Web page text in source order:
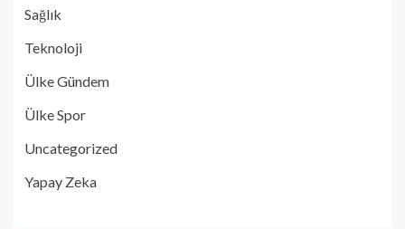
Sağlık
Teknoloji
Ülke Gündem
Ülke Spor
Uncategorized
Yapay Zeka